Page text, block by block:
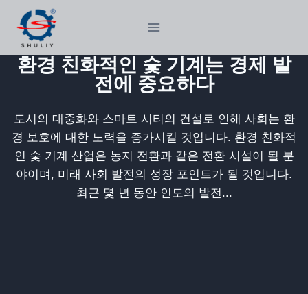
content
환경 친화적인 숯 기계는 경제 발
전에 중요하다
도시의 대중화와 스마트 시티의 건설로 인해 사회는 환
경 보호에 대한 노력을 증가시킬 것입니다. 환경 친화적
인 숯 기계 산업은 농지 전환과 같은 전환 시설이 될 분
야이며, 미래 사회 발전의 성장 포인트가 될 것입니다.
최근 몇 년 동안 인도의 발전...